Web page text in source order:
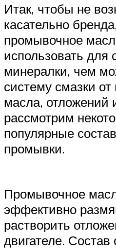
Итак, чтобы не
касательно
промывочное
использовать для
минералки, чем
систему смазки от
масла, отложений
рассмотрим
популярные
промывки.
Промывочное
эффективно
растворить
двигателе. Состав